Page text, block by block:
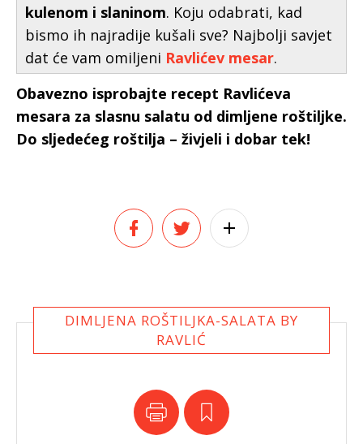
kulenom i slaninom. Koju odabrati, kad
bismo ih najradije kušali sve? Najbolji savjet
dat će vam omiljeni Ravlićev mesar.
Obavezno isprobajte recept Ravlićeva
mesara za slasnu salatu od dimljene roštiljke.
Do sljedećeg roštilja – živjeli i dobar tek!
DIMLJENA ROŠTILJKA-SALATA BY
RAVLIĆ